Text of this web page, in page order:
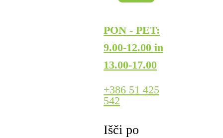
PON - PET:
9.00-12.00 in
13.00-17.00
+386 51 425
542
Išči po